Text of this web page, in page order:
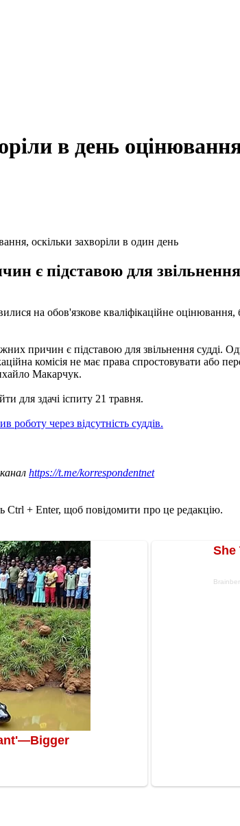
в день
оскільки захворіли в один день
є підставою для звільнення
на обов'язкове кваліфікаційне
причин є підставою для звільнення судді.
комісія не має права спростовувати або
Макарчук.
для здачі іспиту 21 травня.
роботу через відсутність суддів.
https://t.me/korrespondentnet
Ctrl + Enter, щоб повідомити про це редакцію.